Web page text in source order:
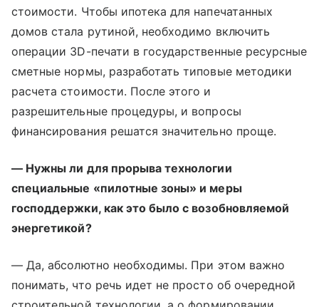
стоимости. Чтобы ипотека для напечатанных
домов стала рутиной, необходимо включить
операции 3D-печати в государственные ресурсные
сметные нормы, разработать типовые методики
расчета стоимости. После этого и
разрешительные процедуры, и вопросы
финансирования решатся значительно проще.
— Нужны ли для прорыва технологии
специальные «пилотные зоны» и меры
господдержки, как это было с возобновляемой
энергетикой?
— Да, абсолютно необходимы. При этом важно
понимать, что речь идет не просто об очередной